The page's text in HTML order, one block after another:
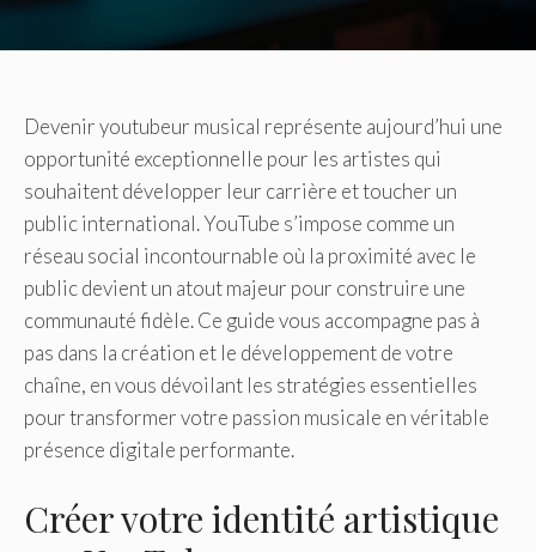
Devenir youtubeur musical représente aujourd’hui une
opportunité exceptionnelle pour les artistes qui
souhaitent développer leur carrière et toucher un
public international. YouTube s’impose comme un
réseau social incontournable où la proximité avec le
public devient un atout majeur pour construire une
communauté fidèle. Ce guide vous accompagne pas à
pas dans la création et le développement de votre
chaîne, en vous dévoilant les stratégies essentielles
pour transformer votre passion musicale en véritable
présence digitale performante.
Créer votre identité artistique